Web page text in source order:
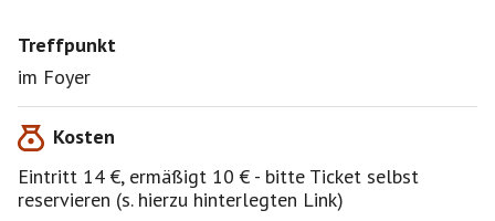
ickets.php?id=1726
https://www.kulturzentrummessestadt.de/files/index_l
ist.php?seite=19&folge=00
Treffpunkt
im Foyer
Kosten
Eintritt 14 €, ermäßigt 10 € - bitte Ticket selbst
reservieren (s. hierzu hinterlegten Link)